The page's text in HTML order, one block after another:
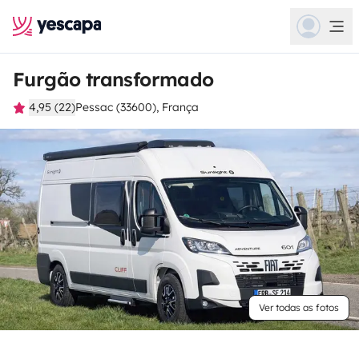
Furgão transformado
4,95 (22)Pessac (33600), França
Ver todas as fotos